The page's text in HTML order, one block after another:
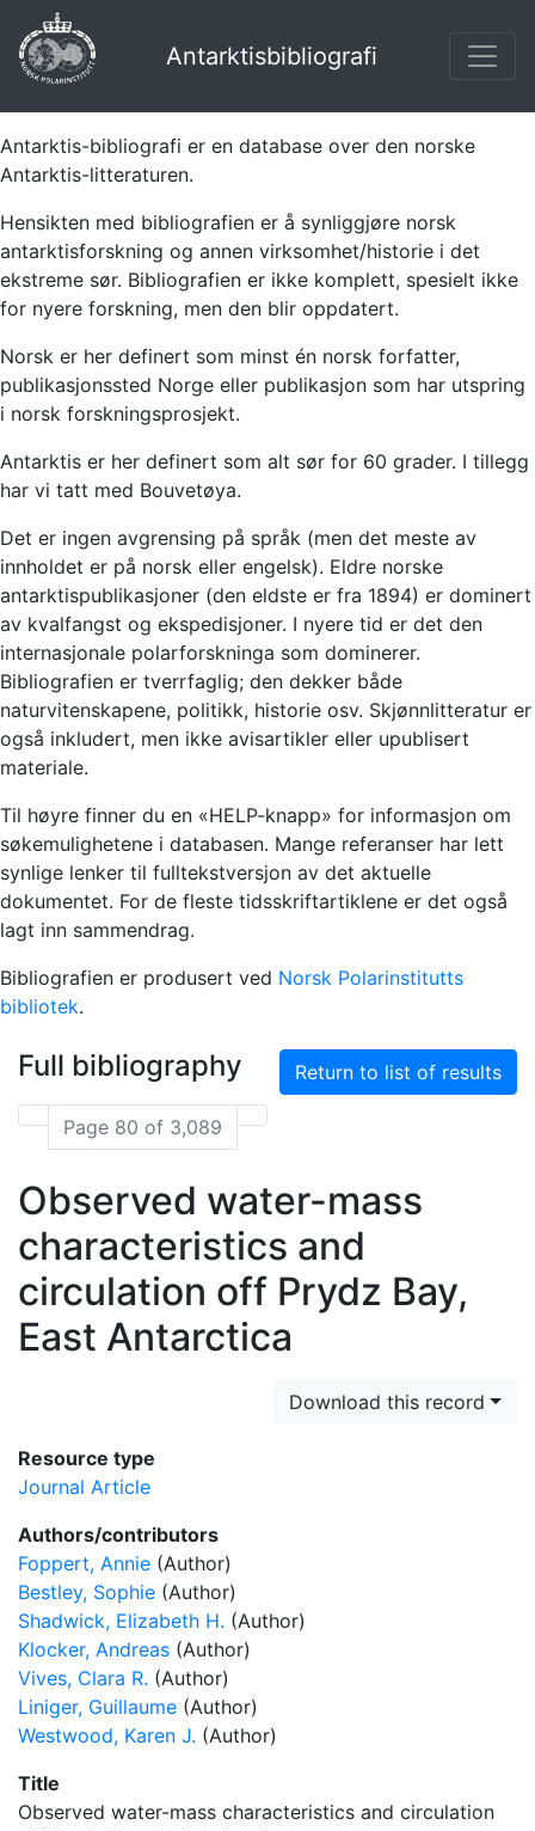
Antarktisbibliografi
Antarktis-bibliografi er en database over den norske
Antarktis-litteraturen.
Hensikten med bibliografien er å synliggjøre norsk
antarktisforskning og annen virksomhet/historie i det
ekstreme sør. Bibliografien er ikke komplett, spesielt ikke
for nyere forskning, men den blir oppdatert.
Norsk er her definert som minst én norsk forfatter,
publikasjonssted Norge eller publikasjon som har utspring
i norsk forskningsprosjekt.
Antarktis er her definert som alt sør for 60 grader. I tillegg
har vi tatt med Bouvetøya.
Det er ingen avgrensing på språk (men det meste av
innholdet er på norsk eller engelsk). Eldre norske
antarktispublikasjoner (den eldste er fra 1894) er dominert
av kvalfangst og ekspedisjoner. I nyere tid er det den
internasjonale polarforskninga som dominerer.
Bibliografien er tverrfaglig; den dekker både
naturvitenskapene, politikk, historie osv. Skjønnlitteratur er
også inkludert, men ikke avisartikler eller upublisert
materiale.
Til høyre finner du en «HELP-knapp» for informasjon om
søkemulighetene i databasen. Mange referanser har lett
synlige lenker til fulltekstversjon av det aktuelle
dokumentet. For de fleste tidsskriftartiklene er det også
lagt inn sammendrag.
Bibliografien er produsert ved Norsk Polarinstitutts
bibliotek.
Full bibliography Return to list of results
Page 80 of 3,089
Observed water-mass
characteristics and
circulation off Prydz Bay,
East Antarctica
Download this record
Resource type
Journal Article
Authors/contributors
Foppert, Annie (Author)
Bestley, Sophie (Author)
Shadwick, Elizabeth H. (Author)
Klocker, Andreas (Author)
Vives, Clara R. (Author)
Liniger, Guillaume (Author)
Westwood, Karen J. (Author)
Title
Observed water-mass characteristics and circulation